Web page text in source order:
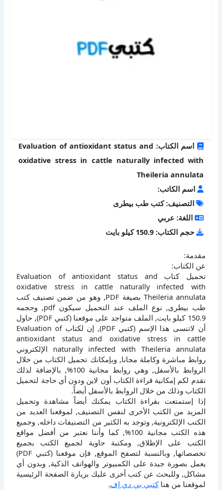
اسم الكتاب: Evaluation of antioxidant status and
oxidative stress in cattle naturally infected with
Theileria annulata
اسم الكاتب:
التصنيف: كتب طب بيطرى
اللغة: عربي
حجم الكتاب: 150.9 كيلو بايت
مقدمة:
عن الكتاب:
تحميل كتاب Evaluation of antioxidant status and
oxidative stress in cattle naturally infected with
Theileria annulata بصيغة PDF, وهو من ضمن تصنيف كتب
طب بيطرى, نوع الملف عند التحميل سيكون pdf, وحجمه
150.9 كيلو بايت, الملف متواجد على موقعنا (كتبي PDF), حاول
أن لاتنسى هذا الإسم (كتبي PDF), إن لكتاب Evaluation of
antioxidant status and oxidative stress in cattle
naturally infected with Theileria annulata الإلكتروني
روابط مباشرة وكاملة مجانا, وبإمكانك تحميل الكتاب من خلال
الروابط بالأسفل, وهي روابط مجانية 100%, بالإضافة لذلك
نقدم لكم إمكانية قراءة الكتاب أون لاين ودون أي حاجة لتحميل
الكتاب وذلك من خلال الروابط بالأسفل أيضاً.
إذا إستمتعت بقراءة الكتاب يمكنك أيضاً مشاهدة وتحميل
المزيد من الكتب الأخرى لنفس التصنيف, لموقعنا العديد من
الكتب الإلكترونية, وتوجد به الكثير من التصنيفات داخله, وجميع
هذه الكتب مجانية 100%, كما وأننا نعتبر من أفضل مواقع
الكتب على الإطلاق, ومكتبة حاوية لجميع الكتب بجميع
تخصصاتها, وبالنسبة لتصفح الموقع, فإن موقعنا (كتبي PDF)
يعمل بصورة جيدة على الكمبيوتر والهواتف الذكية, وبدون أي
مشاكل, وللبحث عن كتب أخرى عليك بزيارة الصفحة الرئيسية
لموقعنا من هناكتبي بي دي إف.